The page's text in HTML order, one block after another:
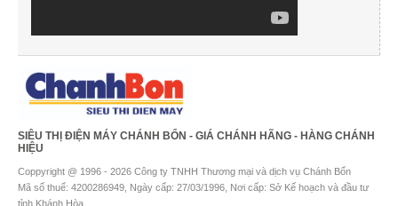
SIÊU THỊ ĐIỆN MÁY CHÁNH BỔN - GIÁ CHÁNH HÃNG - HÀNG CHÁNH
HIỆU
Coppyright @ 1996 - 2026 Công ty TNHH Thương mại và dịch vụ Chánh Bổn
Mã số thuế: 4200286949, Ngày cấp: 27/03/1996, Nơi cấp: Sở Kế hoạch và đầu tư
tỉnh Khánh Hòa